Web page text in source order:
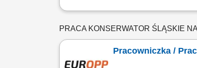
Wykonywanie przeglądów,
PRACA KONSERWATOR ŚLĄSKIE
Pracowniczka /